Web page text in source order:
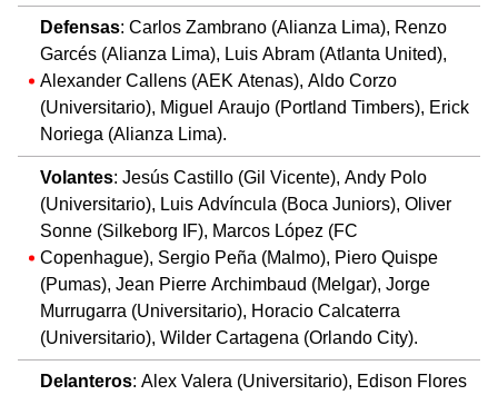
Defensas: Carlos Zambrano (Alianza Lima), Renzo
Garcés (Alianza Lima), Luis Abram (Atlanta United),
Alexander Callens (AEK Atenas), Aldo Corzo
(Universitario), Miguel Araujo (Portland Timbers), Erick
Noriega (Alianza Lima).
Volantes: Jesús Castillo (Gil Vicente), Andy Polo
(Universitario), Luis Advíncula (Boca Juniors), Oliver
Sonne (Silkeborg IF), Marcos López (FC
Copenhague), Sergio Peña (Malmo), Piero Quispe
(Pumas), Jean Pierre Archimbaud (Melgar), Jorge
Murrugarra (Universitario), Horacio Calcaterra
(Universitario), Wilder Cartagena (Orlando City).
Delanteros: Alex Valera (Universitario), Edison Flores